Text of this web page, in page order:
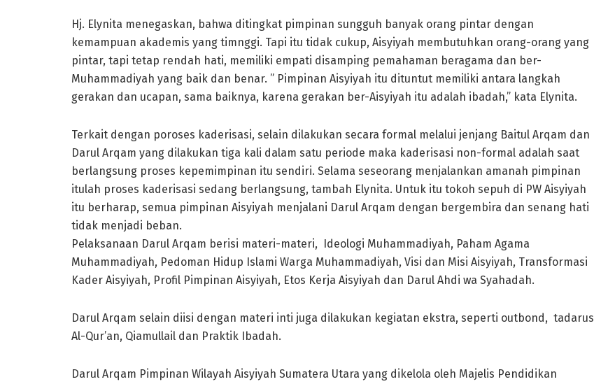
Hj. Elynita menegaskan, bahwa ditingkat pimpinan sungguh banyak orang pintar dengan
kemampuan akademis yang timnggi. Tapi itu tidak cukup, Aisyiyah membutuhkan orang-orang yang
pintar, tapi tetap rendah hati, memiliki empati disamping pemahaman beragama dan ber-
Muhammadiyah yang baik dan benar. ” Pimpinan Aisyiyah itu dituntut memiliki antara langkah
gerakan dan ucapan, sama baiknya, karena gerakan ber-Aisyiyah itu adalah ibadah,” kata Elynita.
Terkait dengan poroses kaderisasi, selain dilakukan secara formal melalui jenjang Baitul Arqam dan
Darul Arqam yang dilakukan tiga kali dalam satu periode maka kaderisasi non-formal adalah saat
berlangsung proses kepemimpinan itu sendiri. Selama seseorang menjalankan amanah pimpinan
itulah proses kaderisasi sedang berlangsung, tambah Elynita. Untuk itu tokoh sepuh di PW Aisyiyah
itu berharap, semua pimpinan Aisyiyah menjalani Darul Arqam dengan bergembira dan senang hati
tidak menjadi beban.
Pelaksanaan Darul Arqam berisi materi-materi, Ideologi Muhammadiyah, Paham Agama
Muhammadiyah, Pedoman Hidup Islami Warga Muhammadiyah, Visi dan Misi Aisyiyah, Transformasi
Kader Aisyiyah, Profil Pimpinan Aisyiyah, Etos Kerja Aisyiyah dan Darul Ahdi wa Syahadah.
Darul Arqam selain diisi dengan materi inti juga dilakukan kegiatan ekstra, seperti outbond, tadarus
Al-Qur’an, Qiamullail dan Praktik Ibadah.
Darul Arqam Pimpinan Wilayah Aisyiyah Sumatera Utara yang dikelola oleh Majelis Pendidikan